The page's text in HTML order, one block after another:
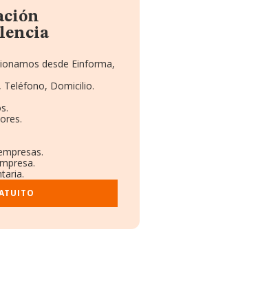
desde Einforma,
Teléfono, Domicilio.